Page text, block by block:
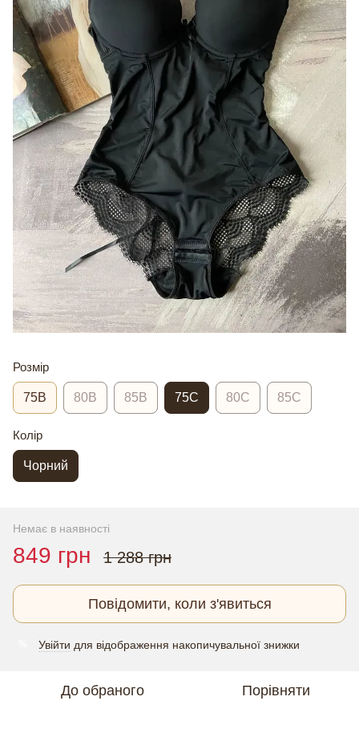
Розмір
75В 80В 85В 75С 80С 85С
Колір
Чорний
Немає в наявності
849 грн 1 288 грн
Повідомити, коли з'явиться
Увійти для відображення накопичувальної знижки
До обраного Порівняти